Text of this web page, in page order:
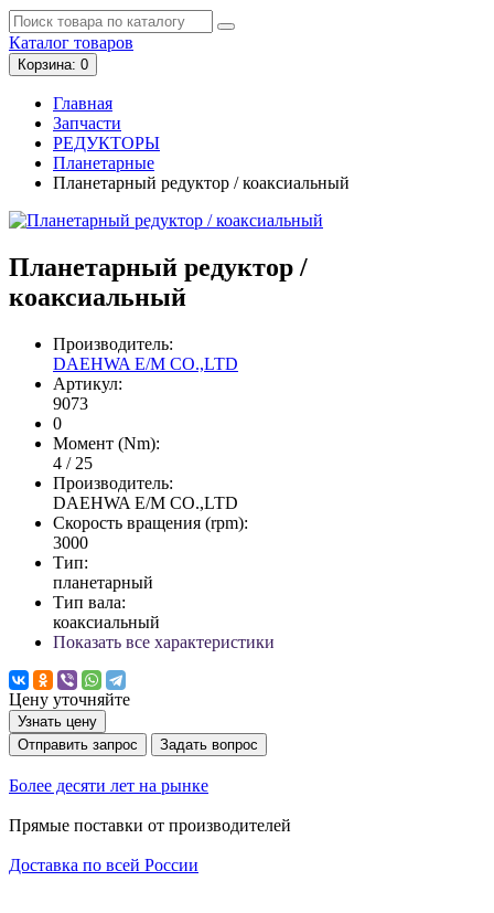
Каталог товаров
Корзина: 0
Главная
Запчасти
РЕДУКТОРЫ
Планетарные
Планетарный редуктор / коаксиальный
Планетарный редуктор /
коаксиальный
Производитель:
DAEHWA E/M CO.,LTD
Артикул:
9073
0
Момент (Nm):
4 / 25
Производитель:
DAEHWA E/M CO.,LTD
Скорость вращения (rpm):
3000
Тип:
планетарный
Тип вала:
коаксиальный
Показать все характеристики
Цену уточняйте
Узнать цену
Отправить запрос
Задать вопрос
Более десяти лет на рынке
Прямые поставки от производителей
Доставка по всей России